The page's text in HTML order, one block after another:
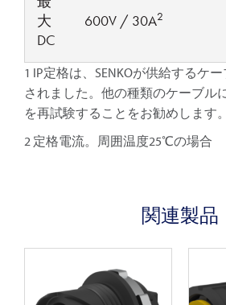
大
DC
600V / 30A2
1 IP定格は、SENKOが供給するケ
されました。他の種類のケーブル
を再試験することをお勧めします。
2 定格電流。周囲温度25℃の場合
関連製品